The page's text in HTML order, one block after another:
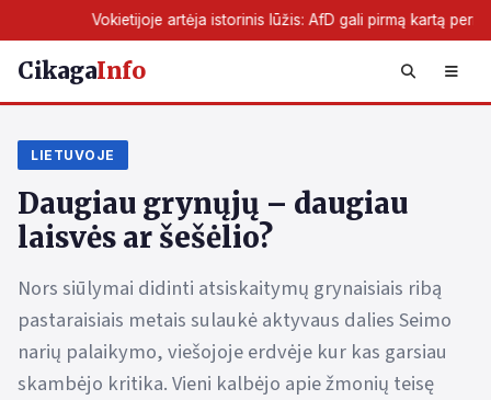
artėja istorinis lūžis: AfD gali pirmą kartą perimti žemės valdžią
CikagaInfo
LIETUVOJE
Daugiau grynųjų – daugiau
laisvės ar šešėlio?
Nors siūlymai didinti atsiskaitymų grynaisiais ribą
pastaraisiais metais sulaukė aktyvaus dalies Seimo
narių palaikymo, viešojoje erdvėje kur kas garsiau
skambėjo kritika. Vieni kalbėjo apie žmonių teisę